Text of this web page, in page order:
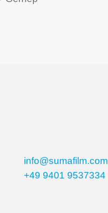
info@sumafilm.com
+49 9401 9537334